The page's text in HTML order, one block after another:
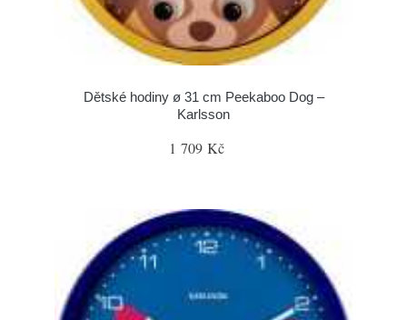
Dětské hodiny ø 31 cm Peekaboo Dog –
Karlsson
1 709 Kč